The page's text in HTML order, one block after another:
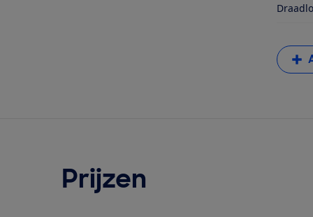
Prijzen